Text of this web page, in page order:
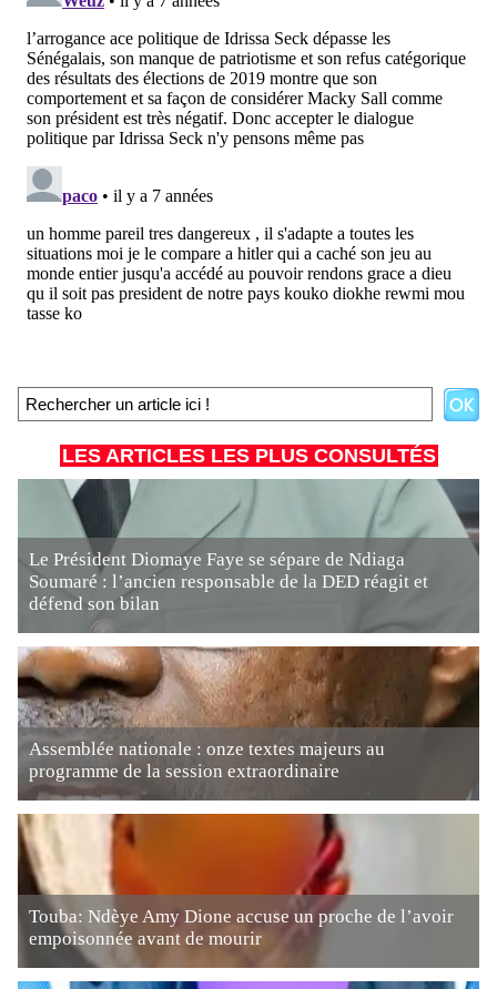
LES ARTICLES LES PLUS CONSULTÉS
Le Président Diomaye Faye se sépare de Ndiaga
Soumaré : l’ancien responsable de la DED réagit et
défend son bilan
Assemblée nationale : onze textes majeurs au
programme de la session extraordinaire
Touba: Ndèye Amy Dione accuse un proche de l’avoir
empoisonnée avant de mourir